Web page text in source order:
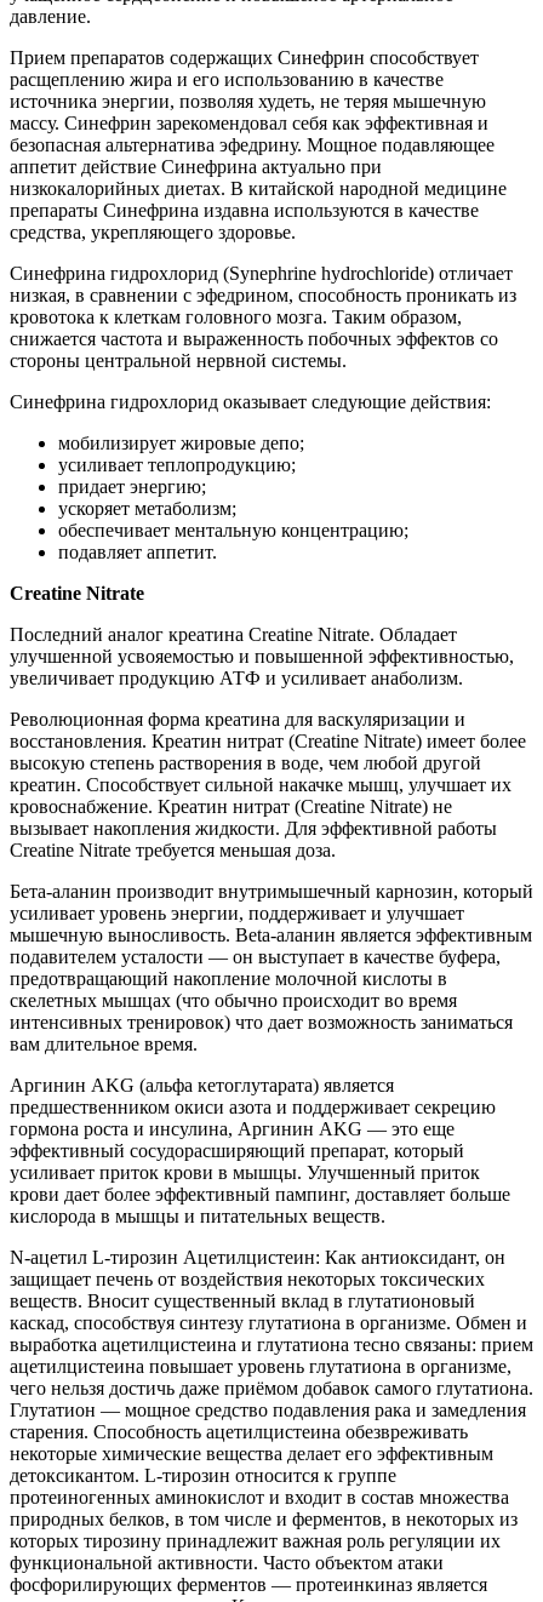
давление.
Прием препаратов содержащих Синефрин способствует
расщеплению жира и его использованию в качестве
источника энергии, позволяя худеть, не теряя мышечную
массу. Синефрин зарекомендовал себя как эффективная и
безопасная альтернатива эфедрину. Мощное подавляющее
аппетит действие Синефрина актуально при
низкокалорийных диетах. В китайской народной медицине
препараты Синефрина издавна используются в качестве
средства, укрепляющего здоровье.
Синефрина гидрохлорид (Synephrine hydrochloride) отличает
низкая, в сравнении с эфедрином, способность проникать из
кровотока к клеткам головного мозга. Таким образом,
снижается частота и выраженность побочных эффектов со
стороны центральной нервной системы.
Синефрина гидрохлорид оказывает следующие действия:
мобилизирует жировые депо;
усиливает теплопродукцию;
придает энергию;
ускоряет метаболизм;
обеспечивает ментальную концентрацию;
подавляет аппетит.
Creatine Nitrate
Последний аналог креатина Creatine Nitrate. Обладает
улучшенной усвояемостью и повышенной эффективностью,
увеличивает продукцию АТФ и усиливает анаболизм.
Революционная форма креатина для васкуляризации и
восстановления. Креатин нитрат (Creatine Nitrate) имеет более
высокую степень растворения в воде, чем любой другой
креатин. Способствует сильной накачке мышц, улучшает их
кровоснабжение. Креатин нитрат (Creatine Nitrate) не
вызывает накопления жидкости. Для эффективной работы
Creatine Nitrate требуется меньшая доза.
Бета-аланин производит внутримышечный карнозин, который
усиливает уровень энергии, поддерживает и улучшает
мышечную выносливость. Beta-аланин является эффективным
подавителем усталости — он выступает в качестве буфера,
предотвращающий накопление молочной кислоты в
скелетных мышцах (что обычно происходит во время
интенсивных тренировок) что дает возможность заниматься
вам длительное время.
Аргинин AKG (альфа кетоглутарата) является
предшественником окиси азота и поддерживает секрецию
гормона роста и инсулина, Аргинин AKG — это еще
эффективный сосудорасширяющий препарат, который
усиливает приток крови в мышцы. Улучшенный приток
крови дает более эффективный пампинг, доставляет больше
кислорода в мышцы и питательных веществ.
N-ацетил L-тирозин Ацетилцистеин: Как антиоксидант, он
защищает печень от воздействия некоторых токсических
веществ. Вносит существенный вклад в глутатионовый
каскад, способствуя синтезу глутатиона в организме. Обмен и
выработка ацетилцистеина и глутатиона тесно связаны: прием
ацетилцистеина повышает уровень глутатиона в организме,
чего нельзя достичь даже приёмом добавок самого глутатиона.
Глутатион — мощное средство подавления рака и замедления
старения. Способность ацетилцистеина обезвреживать
некоторые химические вещества делает его эффективным
детоксикантом. L-тирозин относится к группе
протеиногенных аминокислот и входит в состав множества
природных белков, в том числе и ферментов, в некоторых из
которых тирозину принадлежит важная роль регуляции их
функциональной активности. Часто объектом атаки
фосфорилирующих ферментов — протеинкиназ является